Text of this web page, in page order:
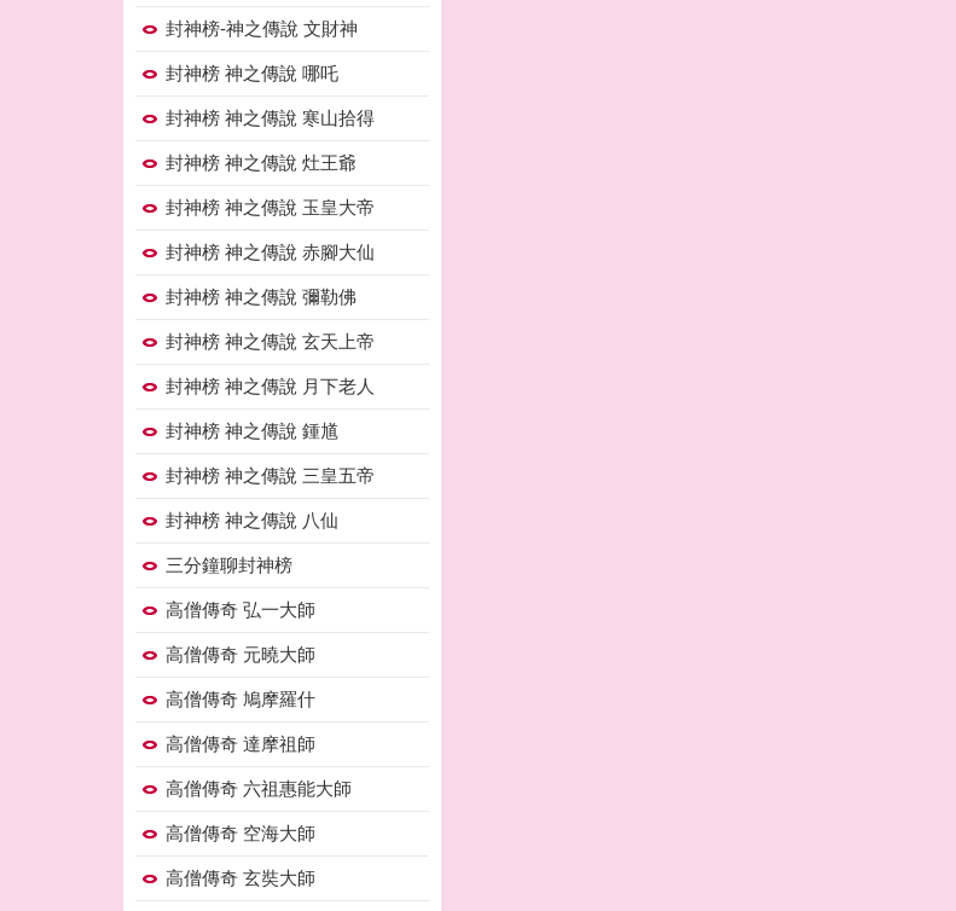
封神榜-神之傳說 文財神
封神榜 神之傳說 哪吒
封神榜 神之傳說 寒山拾得
封神榜 神之傳說 灶王爺
封神榜 神之傳說 玉皇大帝
封神榜 神之傳說 赤腳大仙
封神榜 神之傳說 彌勒佛
封神榜 神之傳說 玄天上帝
封神榜 神之傳說 月下老人
封神榜 神之傳說 鍾馗
封神榜 神之傳說 三皇五帝
封神榜 神之傳說 八仙
三分鐘聊封神榜
高僧傳奇 弘一大師
高僧傳奇 元曉大師
高僧傳奇 鳩摩羅什
高僧傳奇 達摩祖師
高僧傳奇 六祖惠能大師
高僧傳奇 空海大師
高僧傳奇 玄奘大師